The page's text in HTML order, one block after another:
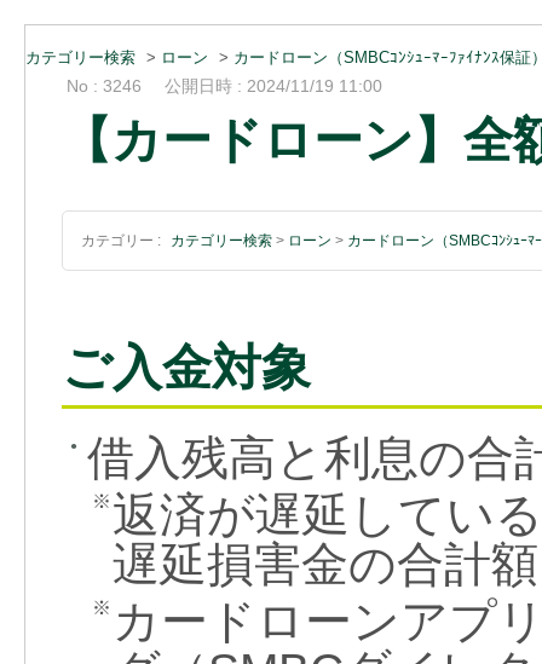
カテゴリー検索 > ローン > カードローン（SMBCｺﾝｼｭｰﾏｰﾌｧｲﾅﾝｽ保証
No : 3246 公開日時 : 2024/11/19 11:00
【カードローン】
カテゴリー : カテゴリー検索 > ローン > カードローン（SMBCｺﾝｼｭｰﾏ
ご入金対象
● 借入残高と利息の合
※ 返済が遅延してい
遅延損害金の合計額
※ カードローンアプ